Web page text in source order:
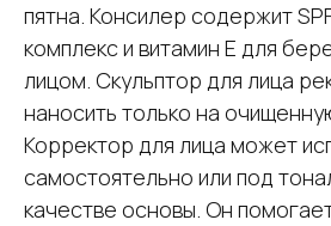
пятна. Консилер содержит
комплекс и витамин Е для
лицом. Скульптор для лица
наносить только на
Корректор для лица может
самостоятельно или под
качестве основы. Он